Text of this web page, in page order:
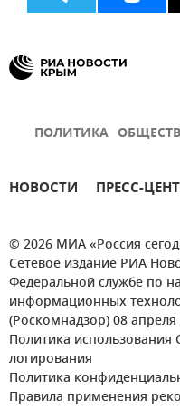
ПОЛИТИКА
НОВОСТИ ПРЕСС-
© 2026 МИА «Россия
Сетевое издание РИА
Федеральной службе по
информационных
(Роскомнадзор) 08 апреля
Политика использования
логирования
Политика
Правила применения